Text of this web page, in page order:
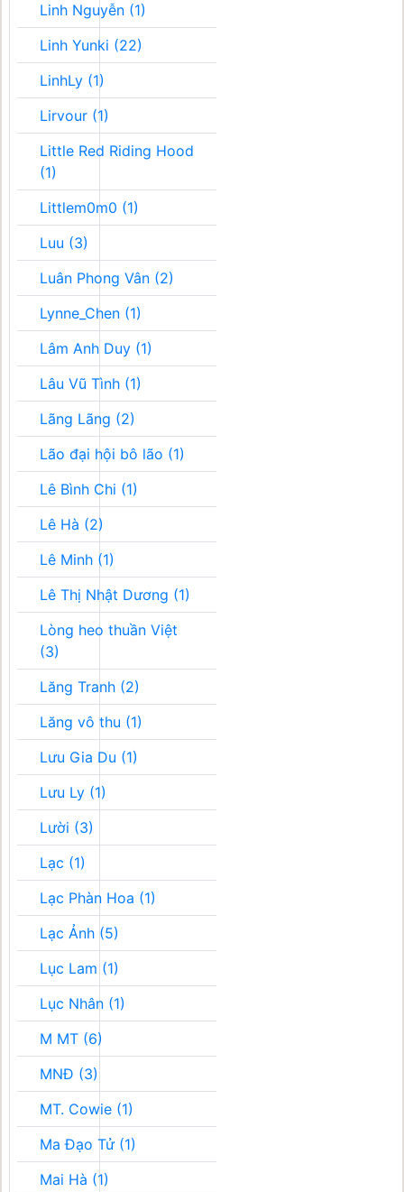
Linh Nguyễn (1)
Linh Yunki (22)
LinhLy (1)
Lirvour (1)
Little Red Riding Hood
(1)
Littlem0m0 (1)
Luu (3)
Luân Phong Vân (2)
Lynne_Chen (1)
Lâm Anh Duy (1)
Lâu Vũ Tình (1)
Lãng Lãng (2)
Lão đại hội bô lão (1)
Lê Bình Chi (1)
Lê Hà (2)
Lê Minh (1)
Lê Thị Nhật Dương (1)
Lòng heo thuần Việt
(3)
Lăng Tranh (2)
Lăng vô thu (1)
Lưu Gia Du (1)
Lưu Ly (1)
Lười (3)
Lạc (1)
Lạc Phàn Hoa (1)
Lạc Ảnh (5)
Lục Lam (1)
Lục Nhân (1)
M MT (6)
MNĐ (3)
MT. Cowie (1)
Ma Đạo Tử (1)
Mai Hà (1)